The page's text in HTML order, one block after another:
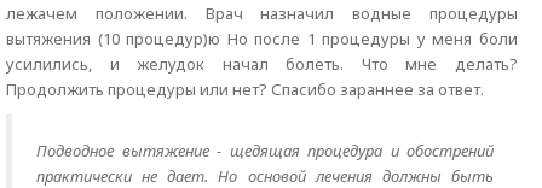
лежачем положении. Врач назначил водные процедуры
вытяжения (10 процедур)ю Но после 1 процедуры у меня боли
усилились, и желудок начал болеть. Что мне делать?
Продолжить процедуры или нет? Спасибо зараннее за ответ.
Подводное вытяжение - щедящая процедура и обострений
практически не дает. Но основой лечения должны быть